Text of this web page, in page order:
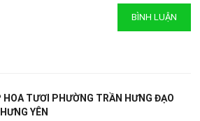
HOA TƯƠI PHƯỜNG TRẦN HƯNG ĐẠO
YÊN